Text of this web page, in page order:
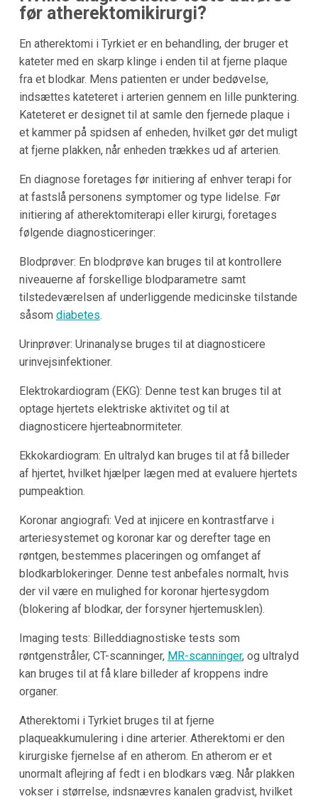
før atherektomikirurgi?
En atherektomi i Tyrkiet er en behandling, der bruger et
kateter med en skarp klinge i enden til at fjerne plaque
fra et blodkar. Mens patienten er under bedøvelse,
indsættes kateteret i arterien gennem en lille punktering.
Kateteret er designet til at samle den fjernede plaque i
et kammer på spidsen af enheden, hvilket gør det muligt
at fjerne plakken, når enheden trækkes ud af arterien.
En diagnose foretages før initiering af enhver terapi for
at fastslå personens symptomer og type lidelse. Før
initiering af atherektomiterapi eller kirurgi, foretages
følgende diagnosticeringer:
Blodprøver: En blodprøve kan bruges til at kontrollere
niveauerne af forskellige blodparametre samt
tilstedeværelsen af underliggende medicinske tilstande
såsom diabetes.
Urinprøver: Urinanalyse bruges til at diagnosticere
urinvejsinfektioner.
Elektrokardiogram (EKG): Denne test kan bruges til at
optage hjertets elektriske aktivitet og til at
diagnosticere hjerteabnormiteter.
Ekkokardiogram: En ultralyd kan bruges til at få billeder
af hjertet, hvilket hjælper lægen med at evaluere hjertets
pumpeaktion.
Koronar angiografi: Ved at injicere en kontrastfarve i
arteriesystemet og koronar kar og derefter tage en
røntgen, bestemmes placeringen og omfanget af
blodkarblokeringer. Denne test anbefales normalt, hvis
der vil være en mulighed for koronar hjertesygdom
(blokering af blodkar, der forsyner hjertemusklen).
Imaging tests: Billeddiagnostiske tests som
røntgenstråler, CT-scanninger, MR-scanninger, og ultralyd
kan bruges til at få klare billeder af kroppens indre
organer.
Atherektomi i Tyrkiet bruges til at fjerne
plaqueakkumulering i dine arterier. Atherektomi er den
kirurgiske fjernelse af en atherom. En atherom er et
unormalt aflejring af fedt i en blodkars væg. Når plakken
vokser i størrelse, indsnævres kanalen gradvist, hvilket